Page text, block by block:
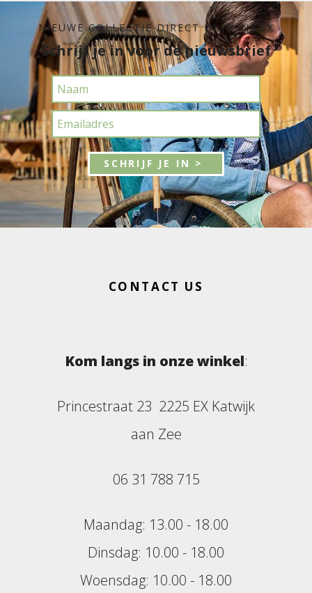
NIEUWE COLLECTIE DIRECT IN JE INBOX
Schrijf je in voor de nieuwsbrief
CONTACT US
Kom langs in onze winkel:
Princestraat 23 2225 EX Katwijk
aan Zee
06 31 788 715
Maandag: 13.00 - 18.00
Dinsdag: 10.00 - 18.00
Woensdag: 10.00 - 18.00